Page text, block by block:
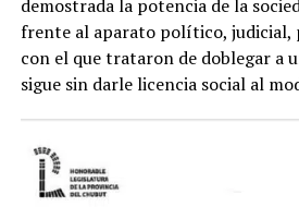
demostrada la potencia de la
frente al aparato político, judicial,
con el que trataron de doblegar a
sigue sin darle licencia social al